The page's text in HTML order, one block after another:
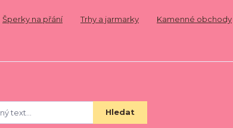
Šperky na přání Trhy a jarmarky
Kamenné obchody
Hledat